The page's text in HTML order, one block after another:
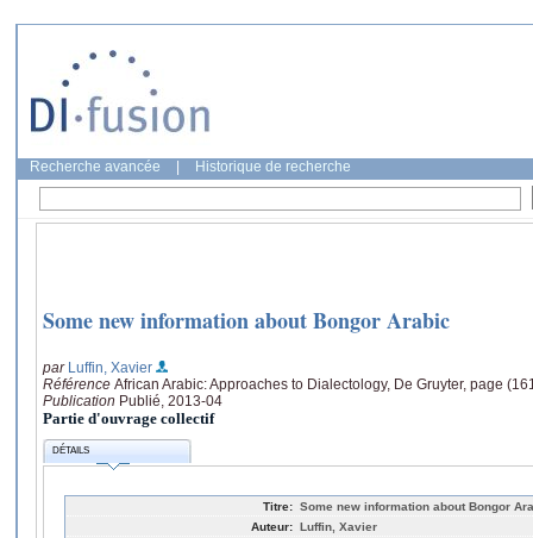
Recherche avancée Historique de recherche
Some new information about Bongor Arabic
par Luffin, Xavier
Référence African Arabic: Approaches to Dialectology, De Gruyter, page
Publication Publié, 2013-04
Partie d'ouvrage collectif
DÉTAILS
Titre: Some new information about Bongor
Auteur: Luffin, Xavier